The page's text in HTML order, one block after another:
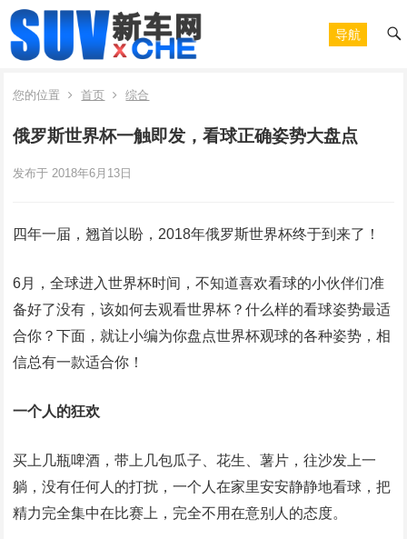
导航
您的位置 首页 综合
俄罗斯世界杯一触即发，看球正确姿势大盘点
发布于 2018年6月13日
四年一届，翘首以盼，2018年俄罗斯世界杯终于到来了！
6月，全球进入世界杯时间，不知道喜欢看球的小伙伴们准
备好了没有，该如何去观看世界杯？什么样的看球姿势最适
合你？下面，就让小编为你盘点世界杯观球的各种姿势，相
信总有一款适合你！
一个人的狂欢
买上几瓶啤酒，带上几包瓜子、花生、薯片，往沙发上一
躺，没有任何人的打扰，一个人在家里安安静静地看球，把
精力完全集中在比赛上，完全不用在意别人的态度。